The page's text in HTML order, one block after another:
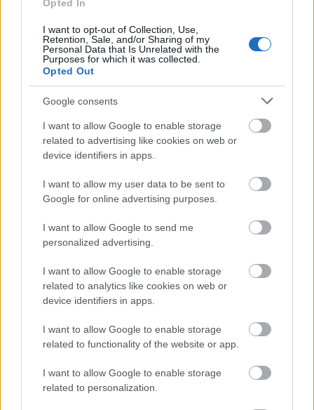
Opted In
I want to opt-out of Collection, Use,
Retention, Sale, and/or Sharing of my
Personal Data that Is Unrelated with the
Purposes for which it was collected.
Opted Out
Google consents
I want to allow Google to enable storage
related to advertising like cookies on web or
device identifiers in apps.
I want to allow my user data to be sent to
Google for online advertising purposes.
I want to allow Google to send me
personalized advertising.
I want to allow Google to enable storage
related to analytics like cookies on web or
device identifiers in apps.
I want to allow Google to enable storage
related to functionality of the website or app.
I want to allow Google to enable storage
related to personalization.
Egy külvárosi csavargó élete 7 képben
Juli, a cselédlány
Mari, Juli barátnője: PELSŐCZY RÉKA
Muskátné, a körhintás:
Az öreg Juli: BAKOS ÉVA
Ficsúr (Liliom barátja)
Kapitány